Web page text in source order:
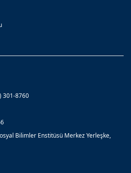
301-8760
Bilimler Enstitüsü Merkez Yerleşke,